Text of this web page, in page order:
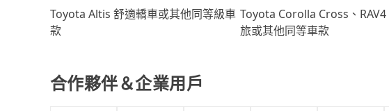
Toyota Altis 舒適轎車或其他同等級車
款
Toyota Corolla Cross、
旅或其他同等車款
合作夥伴＆企業用戶